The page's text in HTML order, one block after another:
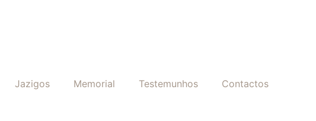
Jazigos Memorial Testemunhos Contactos